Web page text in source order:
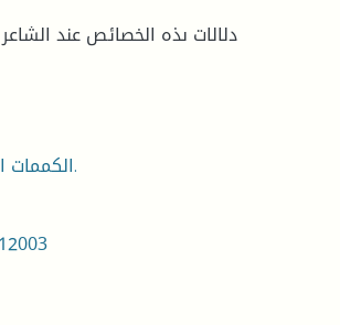
دلالات ىذه الخصائص عند
الكممات المفتاحية: الأسموب، الأسموبية، التناص، التك ا رر.